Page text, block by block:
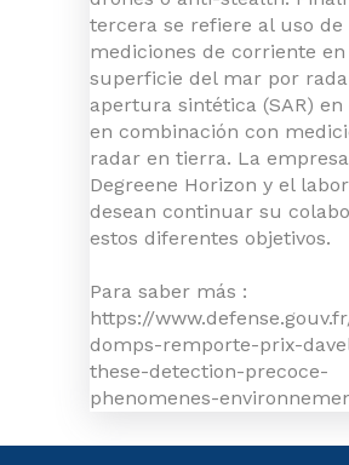
tercera se refiere al uso de
mediciones de corriente en
superficie del mar por
apertura sintética (SAR) en
en combinación con
radar en tierra. La
Degreene Horizon y el
desean continuar su
estos diferentes objetivos.
Para saber más :
https://
domps-remporte-prix-
these-detection-precoce-
phenomenes-